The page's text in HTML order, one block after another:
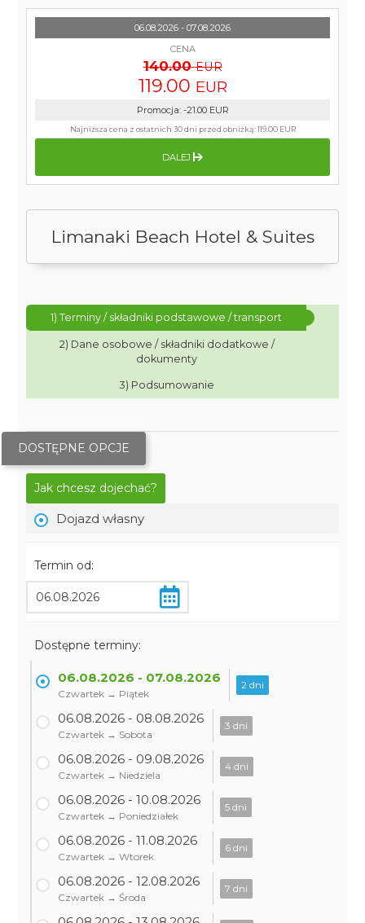
Limanaki Beach Hotel & Suites
1) Terminy / składniki podstawowe / transport
2) Dane osobowe / składniki dodatkowe /
dokumenty
3) Podsumowanie
DOSTĘPNE OPCJE
Jak chcesz dojechać?
Dojazd własny
Termin od:
Dostępne terminy:
06.08.2026 - 07.08.2026
Czwartek → Piątek
2 dni
06.08.2026 - 08.08.2026
Czwartek → Sobota
3 dni
06.08.2026 - 09.08.2026
Czwartek → Niedziela
4 dni
06.08.2026 - 10.08.2026
Czwartek → Poniedziałek
5 dni
06.08.2026 - 11.08.2026
Czwartek → Wtorek
6 dni
06.08.2026 - 12.08.2026
Czwartek → Środa
7 dni
06.08.2026 - 07.08.2026
CENA
140.00 EUR
119.00 EUR
Promocja: -21.00 EUR
Najniższa cena z ostatnich 30 dni przed obniżką:119.00 EUR
DALEJ